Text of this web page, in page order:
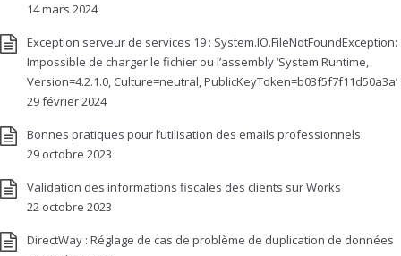
14 mars 2024
Exception serveur de services 19 : System.IO.FileNotFoundException:
Impossible de charger le fichier ou l’assembly ‘System.Runtime,
Version=4.2.1.0, Culture=neutral, PublicKeyToken=b03f5f7f11d50a3a’
29 février 2024
Bonnes pratiques pour l’utilisation des emails professionnels
29 octobre 2023
Validation des informations fiscales des clients sur Works
22 octobre 2023
DirectWay : Réglage de cas de problème de duplication de données